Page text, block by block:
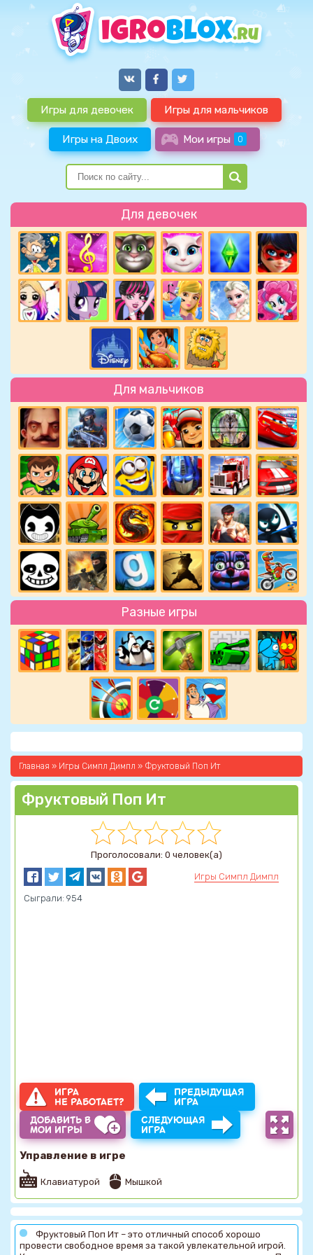
Игры для девочек Игры для мальчиков
Игры на Двоих Мои игры 0
Для девочек
Для мальчиков
Разные игры
Главная » Игры Симпл Димпл » Фруктовый Поп Ит
Фруктовый Поп Ит
Проголосовали: 0 человек(а)
Игры Симпл Димпл
Сыграли: 954
ИГРА
НЕ РАБОТАЕТ?
ПРЕДЫДУЩАЯ
ИГРА
ДОБАВИТЬ В
МОИ ИГРЫ
СЛЕДУЮЩАЯ
ИГРА
Управление в игре
Клавиатурой Мышкой
Фруктовый Поп Ит – это отличный способ хорошо
провести свободное время за такой увлекательной игрой.